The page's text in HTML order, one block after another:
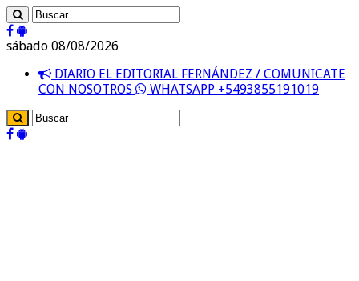
sábado 08/08/2026
DIARIO EL EDITORIAL FERNÁNDEZ / COMUNICATE
CON NOSOTROS
WHATSAPP +5493855191019